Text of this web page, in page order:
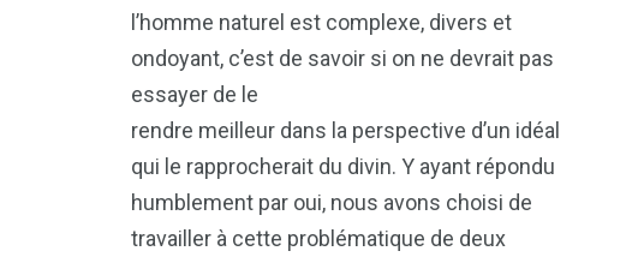
l’homme naturel est complexe, divers et
ondoyant, c’est de savoir si on ne devrait pas
essayer de le
rendre meilleur dans la perspective d’un idéal
qui le rapprocherait du divin. Y ayant répondu
humblement par oui, nous avons choisi de
travailler à cette problématique de deux